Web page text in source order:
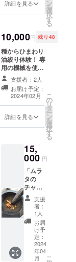
備考欄
望」と
ださ
い。 ※
出店情
報はイ
ンスタ
グラム
で公開
す。 ※
有効期
12月31
日ま
で。 ※
須坂市
にて直
接お渡
しする
か、郵
送にて
チャイ
チケッ
トと郵
送しま
す。
もちろ
ん山菜
沢山生
えてい
る自然
豊かな
畑を案
す。 5
月ごろ
からタ
ラの芽
が出始
や玉ね
ぎが収
穫でき
ます。
見学時
間は1時
間ほど
を予定
してお
りま
す。 畑
の見学
ついで
にその
詳細を見る ン
を
選
択
す
る
10,000円 残り48
種からひまわり
油絞り体験！ 専
用の機械を使っ
てひまわり油を
絞ります。場所
は須坂市で行い
ます。 油絞り体
験会の実施予定
日は2月ごろを予
間は1時間ほどを
す。 詳細はメー
ルにてご連絡い
たします。 ※交
通費や宿泊費は
自己負担でお願
いします。
支援者：2人
お届け予定：
2024年02月
詳細を見る
こ
の
リ
タ
ー
ン
を
選
択
す
る
15,
000 円
「ムラ
タの
チャ
イ」の
チャイ
30杯チ
ケット
と感謝
のお手
紙 私が
イベン
支援
者：
1人
お届
け予
定：
2024
年04
月
こ